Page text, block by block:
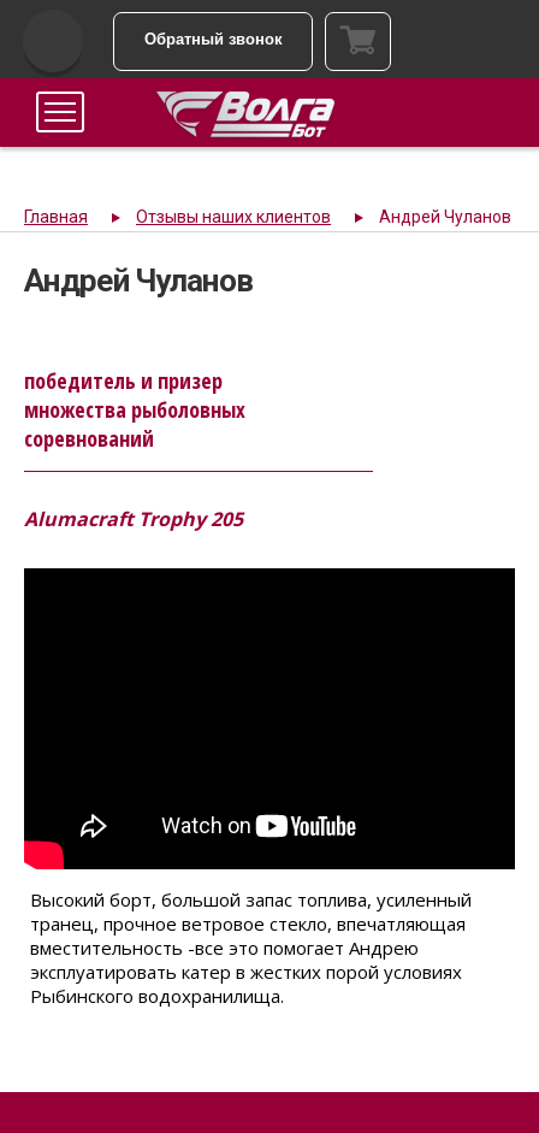
Обратный звонок
Главная Отзывы наших клиентов Андрей Чуланов
Андрей Чуланов
победитель и призер
множества рыболовных
соревнований
Alumacraft Trophy 205
Высокий борт, большой запас топлива, усиленный
транец, прочное ветровое стекло, впечатляющая
вместительность -все это помогает Андрею
эксплуатировать катер в жестких порой условиях
Рыбинского водохранилища.